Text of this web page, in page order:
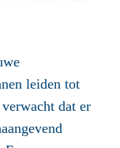
leiden tot
dat er